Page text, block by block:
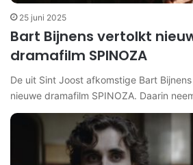
25 juni 2025
Bart Bijnens vertolkt
dramafilm SPINOZA
De uit Sint Joost afkomstige Bart
nieuwe dramafilm SPINOZA. Daarin